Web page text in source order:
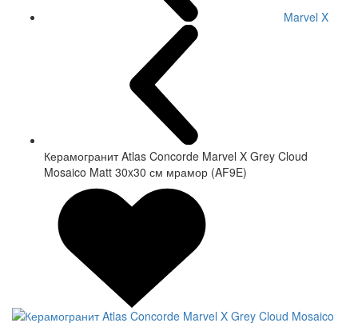
Marvel X
Керамогранит Atlas Concorde Marvel X Grey Cloud
Mosaico Matt 30x30 см мрамор (AF9E)